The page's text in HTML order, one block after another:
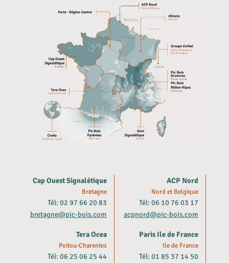
Cap Ouest Signalétique
Bretagne
Tél: 02 97 66 20 83
bretagne@pic-bois.com
Tera Ocea
Poitou-Charentes
Tél: 06 25 06 25 44
ACP Nord
Nord et Belgique
Tél: 06 10 76 03 17
acpnord@pic-bois.com
Paris Ile de France
Ile de France
Tél: 01 85 37 14 50